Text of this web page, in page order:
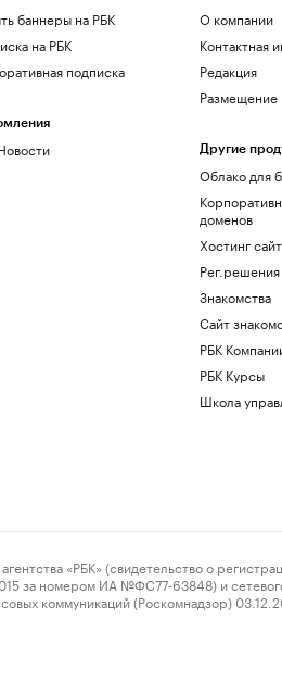
баннеры на РБК
на РБК
подписка
О компании
Контактная
Редакция
Размещение
Другие
Облако для
доменов
Хостинг
Рег.решения
Знакомства
Сайт
РБК
РБК Курсы
Школа
«РБК» (свидетельство о
за номером ИА №ФС77-63848) и
коммуникаций (Роскомнадзор)